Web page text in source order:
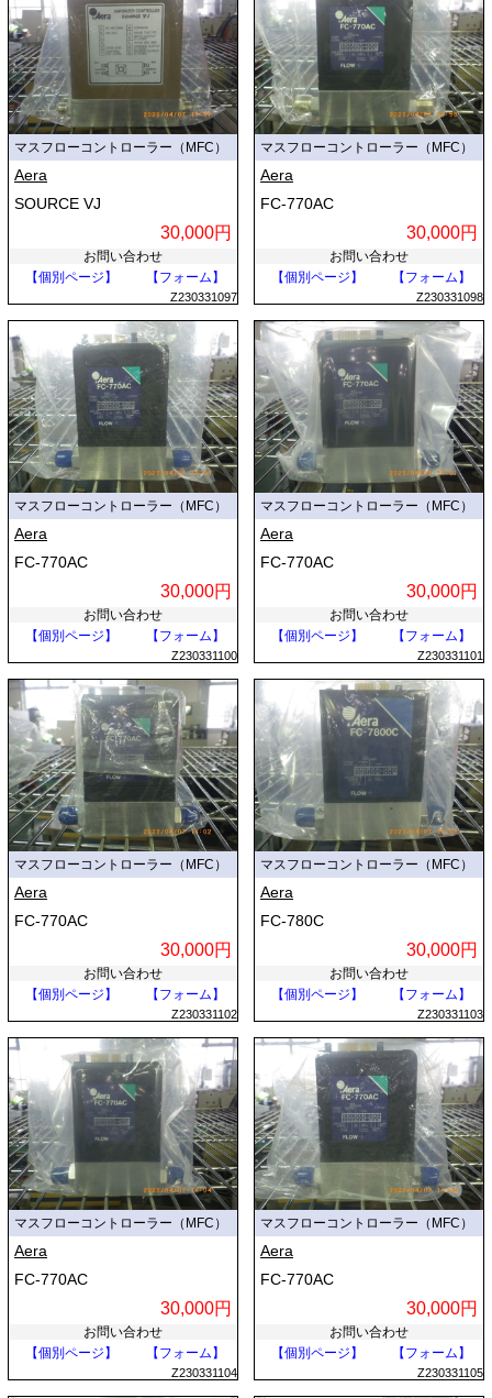
マスフローコントローラー（MFC）
Aera
SOURCE VJ
30,000円
お問い合わせ
【個別ページ】
【フォーム】
Z230331097
マスフローコントローラー（MFC）
Aera
FC-770AC
30,000円
お問い合わせ
【個別ページ】
【フォーム】
Z230331098
マスフローコントローラー（MFC）
Aera
FC-770AC
30,000円
お問い合わせ
【個別ページ】
【フォーム】
Z230331100
マスフローコントローラー（MFC）
Aera
FC-770AC
30,000円
お問い合わせ
【個別ページ】
【フォーム】
Z230331101
マスフローコントローラー（MFC）
Aera
FC-770AC
30,000円
お問い合わせ
【個別ページ】
【フォーム】
Z230331102
マスフローコントローラー（MFC）
Aera
FC-780C
30,000円
お問い合わせ
【個別ページ】
【フォーム】
Z230331103
マスフローコントローラー（MFC）
Aera
FC-770AC
30,000円
お問い合わせ
【個別ページ】
【フォーム】
Z230331104
マスフローコントローラー（MFC）
Aera
FC-770AC
30,000円
お問い合わせ
【個別ページ】
【フォーム】
Z230331105